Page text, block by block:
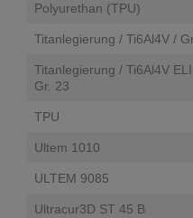
Polyurethan (TPU)
Titanlegierung / Ti6Al4V /
Titanlegierung / Ti6Al4V
Gr. 23
TPU
Ultem 1010
ULTEM 9085
Ultracur3D ST 45 B